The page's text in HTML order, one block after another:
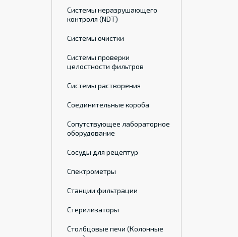
Системы неразрушающего
контроля (NDT)
Системы очистки
Системы проверки
целостности фильтров
Системы растворения
Соединительные короба
Сопутствующее лабораторное
оборудование
Сосуды для рецептур
Спектрометры
Станции фильтрации
Стерилизаторы
Столбцовые печи (Колонные